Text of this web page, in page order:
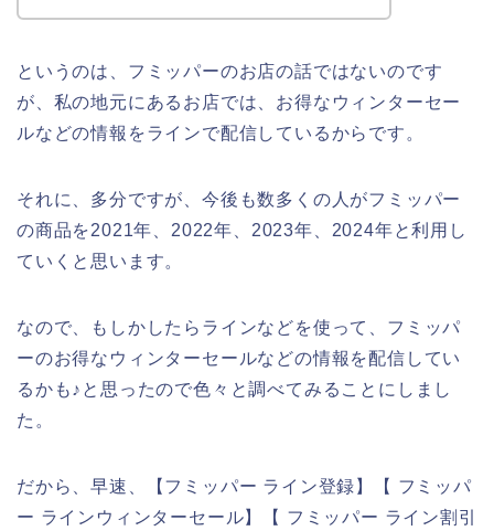
というのは、フミッパーのお店の話ではないのです
が、私の地元にあるお店では、お得なウィンターセー
ルなどの情報をラインで配信しているからです。
それに、多分ですが、今後も数多くの人がフミッパー
の商品を2021年、2022年、2023年、2024年と利用し
ていくと思います。
なので、もしかしたらラインなどを使って、フミッパ
ーのお得なウィンターセールなどの情報を配信してい
るかも♪と思ったので色々と調べてみることにしまし
た。
だから、早速、【フミッパー ライン登録】【 フミッパ
ー ラインウィンターセール】【 フミッパー ライン割引